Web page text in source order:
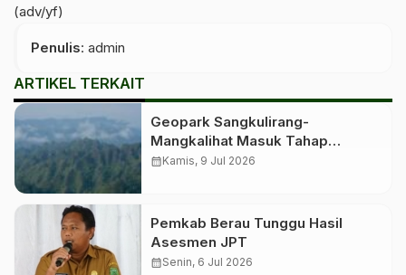
(adv/yf)
Penulis: admin
ARTIKEL TERKAIT
Geopark Sangkulirang-
Mangkalihat Masuk Tahap
Verifikasi Lapangan untuk
calendar_monthKamis, 9 Jul 2026
Pemkab Berau Tunggu Hasil
Asesmen JPT
calendar_monthSenin, 6 Jul 2026